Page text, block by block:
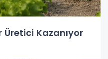
Kazanıyor